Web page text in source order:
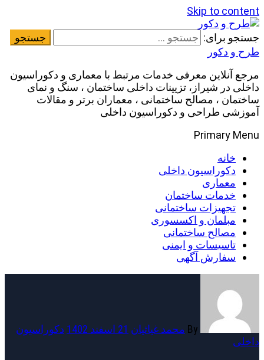
Skip to content
جستجو برای:
طرح و دکور
مرجع آنلاین معرفی خدمات مرتبط با معماری و دکوراسیون
داخلی در شیراز، تزیینات داخلی ساختمان ، سنگ و نمای
ساختمان ، مصالح ساختمانی ، معماران برتر و مقالات
آموزشی طراحی و دکوراسیون داخلی
Primary Menu
خانه
دکوراسیون داخلی
معماری
خدمات ساختمان
تجهیزات ساختمانی
مبلمان و اکسسوری
مصالح ساختمانی
تاسیسات و ایمنی
سفارش آگهی
محمد غیاثیان 21 اسفند 1402
دکوراسیون
داخلی